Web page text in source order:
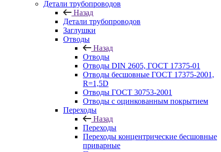
Детали трубопроводов
Назад
Детали трубопроводов
Заглушки
Отводы
Назад
Отводы
Отводы DIN 2605, ГОСТ 17375-01
Отводы бесшовные ГОСТ 17375-2001,
R=1,5D
Отводы ГОСТ 30753-2001
Отводы с оцинкованным покрытием
Переходы
Назад
Переходы
Переходы концентрические бесшовные
приварные